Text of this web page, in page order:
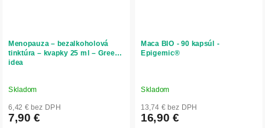
Menopauza – bezalkoholová
tinktúra – kvapky 25 ml – Green
idea
Skladom
6,42 € bez DPH
7,90 €
Maca BIO - 90 kapsúl -
Epigemic®
Skladom
13,74 € bez DPH
16,90 €